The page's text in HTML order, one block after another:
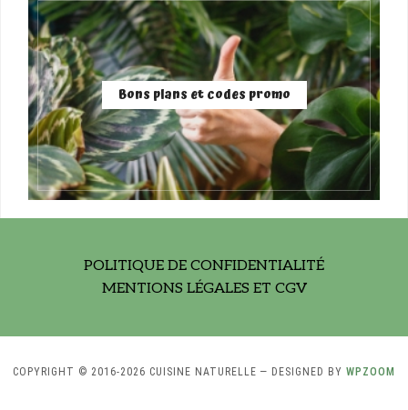
Bons plans et codes promo
POLITIQUE DE CONFIDENTIALITÉ
MENTIONS LÉGALES ET CGV
COPYRIGHT © 2016-2026 CUISINE NATURELLE — DESIGNED BY WPZOOM